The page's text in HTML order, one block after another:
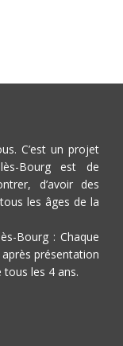
C’est un projet
Bourg est de
d’avoir des
les âges de la
Bourg : Chaque
présentation
les 4 ans.